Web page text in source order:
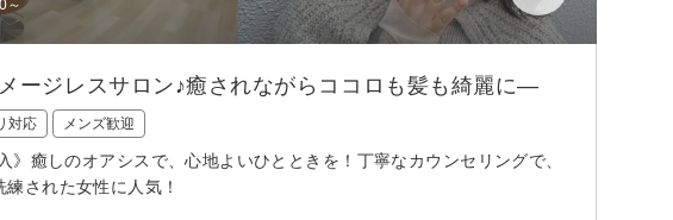
～
ージレスサロン♪癒されながらココロも髪も綺麗に―
対応 メンズ歓迎
癒しのオアシスで、心地よいひとときを！丁寧なカウンセリングで、
された女性に人気！